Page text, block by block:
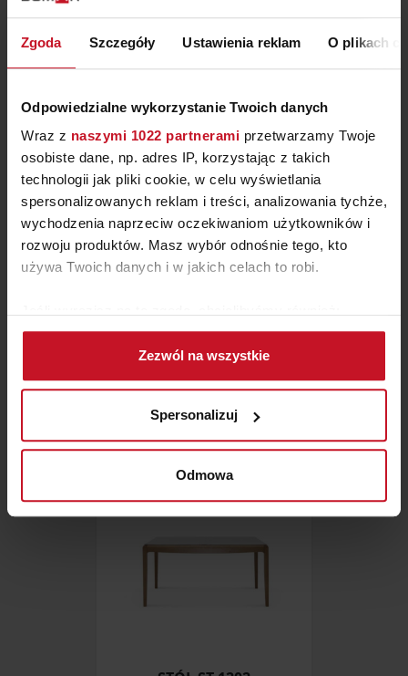
Zgoda Szczegóły Ustawienia reklam O plikach
Odpowiedzialne wykorzystanie Twoich danych
Wraz z naszymi 1022 partnerami przetwarzamy Twoje
osobiste dane, np. adres IP, korzystając z takich
technologii jak pliki cookie, w celu wyświetlania
spersonalizowanych reklam i treści, analizowania tychże,
wychodzenia naprzeciw oczekiwaniom użytkowników i
rozwoju produktów. Masz wybór odnośnie tego, kto
używa Twoich danych i w jakich celach to robi.
Gromadzić dane dotyczące Twojej lokalizacji
geograficznej z dokładnością nawet do kilku metrów
Identyfikować Twoje urządzenie, aktywnie
(fingerprinting, czyli wirtualny odcisk palca)
Dowiedz się więcej odnośnie tego, jak Twoje osobiste
dane są przetwarzane oraz ustaw własne preferencje w
zmienić lub wycofać swoją zgodę w dowolnej chwili.
Partnerzy mogą połączyć te informacje z innymi danymi
Zezwól na wszystkie
Spersonalizuj
Odmowa
ZAPYTAJ O CENĘ W SALONIE
ŁÓŻKO TAPICEROWANE
BALETTO
ZAPYTAJ O CENĘ W SALONIE